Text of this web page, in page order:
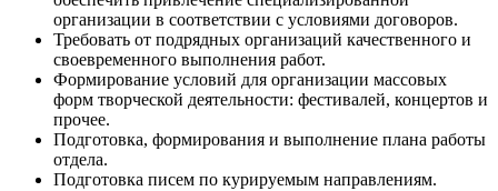
организации в соответствии с условиями договоров.
Требовать от подрядных организаций качественного и
своевременного выполнения работ.
Формирование условий для организации массовых
форм творческой деятельности: фестивалей, концертов и
прочее.
Подготовка, формирования и выполнение плана работы
отдела.
Подготовка писем по курируемым направлениям.